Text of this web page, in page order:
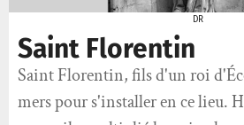
DR
Saint Florentin
Saint Florentin, fils d'un roi
mers pour s'installer en ce lieu.